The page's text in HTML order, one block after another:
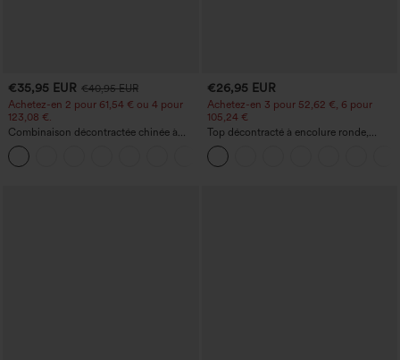
€35,95 EUR €40,95 EUR
Achetez-en 2 pour 61,54 € ou 4 pour
123,08 €.
Combinaison décontractée chinée à
bretelles réglables, fronces et jambes
larges, avec poches — facile comme
tout
€26,95 EUR
Achetez-en 3 pour 52,62 €, 6 pour
105,24 €
Top décontracté à encolure ronde,
manches chauve-souris et coupe ample